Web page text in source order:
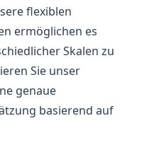
flexiblen
ermöglichen es
Skalen zu
Sie unser
genaue
basierend auf